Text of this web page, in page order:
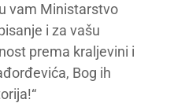
vam Ministarstvo
i za vašu
prema kraljevini i
Bog ih